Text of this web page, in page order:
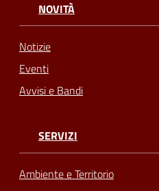
NOVITÀ
Notizie
Eventi
Avvisi e Bandi
SERVIZI
Ambiente e Territorio